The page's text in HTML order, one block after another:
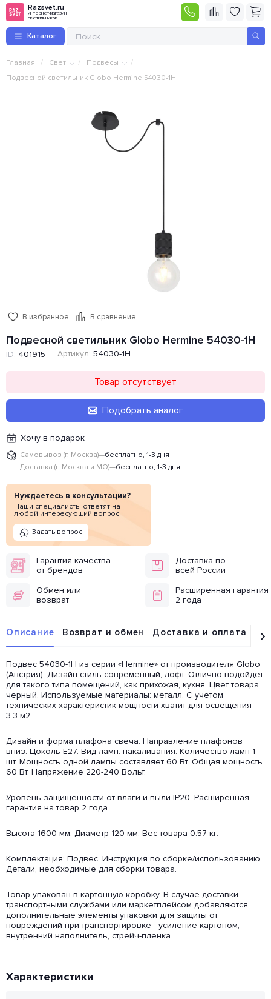
Razsvet.ru
Интернет-магазин
светильников
Каталог
Главная / Свет / Подвесы /
Подвесной светильник Globo Hermine 54030-1H
В избранное В сравнение
Подвесной светильник Globo Hermine 54030-1H
ID: 401915 Артикул: 54030-1H
Товар отсутствует
Подобрать аналог
Хочу в подарок
Самовывоз (г. Москва)—бесплатно, 1-3 дня
Доставка (г. Москва и МО)—бесплатно, 1-3 дня
Нуждаетесь в консультации?
Наши специалисты ответят на
любой интересующий вопрос
Задать вопрос
Гарантия качества
от брендов
Доставка по
всей России
Обмен или
возврат
Расширенная гарантия
2 года
Описание Возврат и обмен Доставка и оплата
Подвес 54030-1H из серии «Hermine» от производителя Globo
(Австрия). Дизайн-стиль современный, лофт. Отлично подойдет
для такого типа помещений, как прихожая, кухня. Цвет товара
черный. Используемые материалы: металл. С учетом
технических характеристик мощности хватит для освещения
3.3 м2.
Дизайн и форма плафона свеча. Направление плафонов
вниз. Цоколь E27. Вид ламп: накаливания. Количество ламп 1
шт. Мощность одной лампы составляет 60 Вт. Общая мощность
60 Вт. Напряжение 220-240 Вольт.
Уровень защищенности от влаги и пыли IP20. Расширенная
гарантия на товар 2 года.
Высота 1600 мм. Диаметр 120 мм. Вес товара 0.57 кг.
Комплектация: Подвес. Инструкция по сборке/использованию.
Детали, необходимые для сборки товара.
Товар упакован в картонную коробку. В случае доставки
транспортными службами или маркетплейсом добавляются
дополнительные элементы упаковки для защиты от
повреждений при транспортировке - усиление картоном,
внутренний наполнитель, стрейч-пленка.
Характеристики